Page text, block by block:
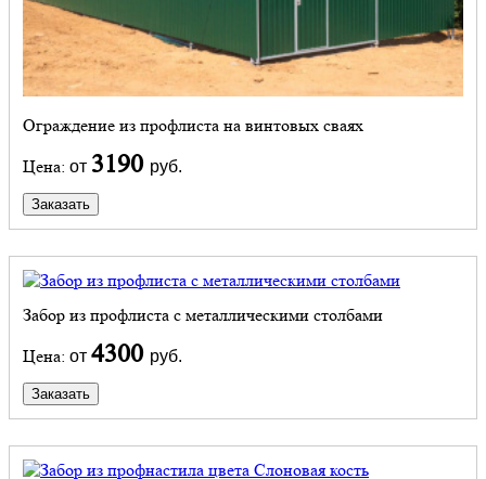
Ограждение из профлиста на винтовых сваях
Цена: от 3190 руб.
Заказать
Забор из профлиста с металлическими столбами
Цена: от 4300 руб.
Заказать